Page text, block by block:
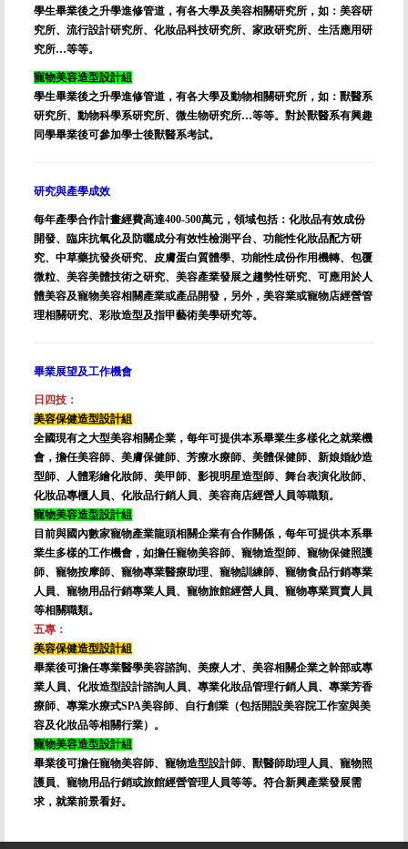
學生畢業後之升學進修管道，有各大學及美容相關研究所，如：美容研
究所、流行設計研究所、化妝品科技研究所、家政研究所、生活應用研
究所…等等。
寵物美容造型設計組
學生畢業後之升學進修管道，有各大學及動物相關研究所，如：獸醫系
研究所、動物科學系研究所、微生物研究所…等等。對於獸醫系有興趣
同學畢業後可參加學士後獸醫系考試。
研究與產學成效
每年產學合作計畫經費高達400-500萬元，領域包括：化妝品有效成份
開發、臨床抗氧化及防曬成分有效性檢測平台、功能性化妝品配方研
究、中草藥抗發炎研究、皮膚蛋白質體學、功能性成份作用機轉、包覆
微粒、美容美體技術之研究、美容產業發展之趨勢性研究、可應用於人
體美容及寵物美容相關產業或產品開發，另外，美容業或寵物店經營管
理相關研究、彩妝造型及指甲藝術美學研究等。
畢業展望及工作機會
日四技：
美容保健造型設計組
全國現有之大型美容相關企業，每年可提供本系畢業生多樣化之就業機
會，擔任美容師、美膚保健師、芳療水療師、美體保健師、新娘婚紗造
型師、人體彩繪化妝師、美甲師、影視明星造型師、舞台表演化妝師、
化妝品專櫃人員、化妝品行銷人員、美容商店經營人員等職類。
寵物美容造型設計組
目前與國內數家寵物產業龍頭相關企業有合作關係，每年可提供本系畢
業生多樣的工作機會，如擔任寵物美容師、寵物造型師、寵物保健照護
師、寵物按摩師、寵物專業醫療助理、寵物訓練師、寵物食品行銷專業
人員、寵物用品行銷專業人員、寵物旅館經營人員、寵物專業買賣人員
等相關職類。
五專：
美容保健造型設計組
畢業後可擔任專業醫學美容諮詢、美療人才、美容相關企業之幹部或專
業人員、化妝造型設計諮詢人員、專業化妝品管理行銷人員、專業芳香
療師、專業水療式SPA美容師、自行創業（包括開設美容院工作室與美
容及化妝品等相關行業）。
寵物美容造型設計組
畢業後可擔任寵物美容師、寵物造型設計師、獸醫師助理人員、寵物照
護員、寵物用品行銷或旅館經營管理人員等等。符合新興產業發展需
求，就業前景看好。